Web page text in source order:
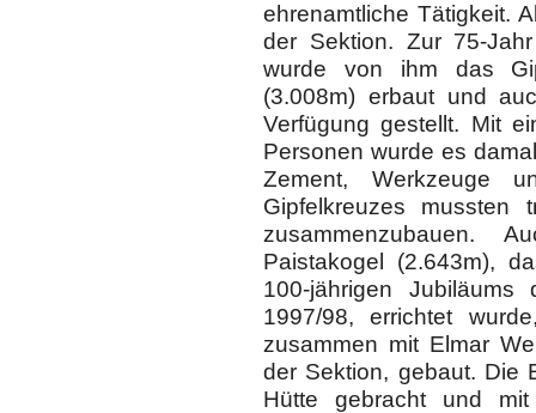
ehrenamtliche Tätigkeit.
der Sektion. Zur 75-
wurde von ihm das
(3.008m) erbaut und
Verfügung gestellt. Mit
Personen wurde es
Zement, Werkzeuge
Gipfelkreuzes mussten
zusammenzubauen.
Paistakogel (2.643m),
100-jährigen
1997/98, errichtet
zusammen mit Elmar
der Sektion, gebaut. Die
Hütte gebracht und